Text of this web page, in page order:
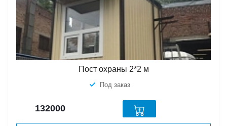
Пост охраны 2*2 м
Под заказ
132000